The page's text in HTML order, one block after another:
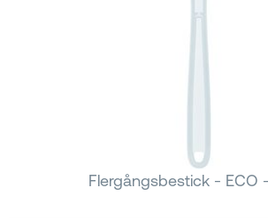
Flergångsbestick - ECO